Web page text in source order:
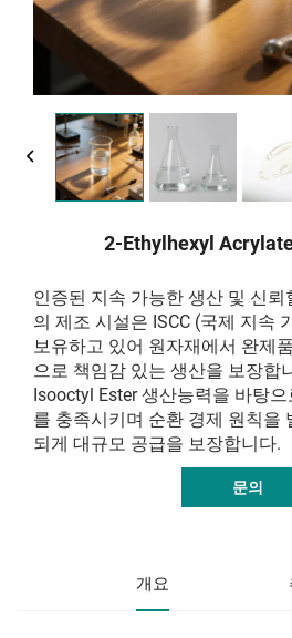
2-Ethylhexyl Acrylate
인증된 지속 가능한 생산 및 신뢰
의 제조 시설은 ISCC (국제 지속
보유하고 있어 원자재에서 완제
으로 책임감 있는 생산을 보장합
Isooctyl Ester 생산능력을 바탕
를 충족시키며 순환 경제 원칙을
되게 대규모 공급을 보장합니다.
문의
개요